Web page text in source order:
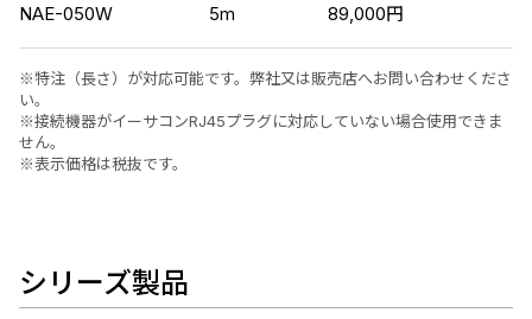
NAE-050W 5m 89,000円
※特注（長さ）が対応可能です。弊社又は販売店へお問い合わせくださ
い。
※接続機器がイーサコンRJ45プラグに対応していない場合使用できま
せん。
※表示価格は税抜です。
シリーズ製品